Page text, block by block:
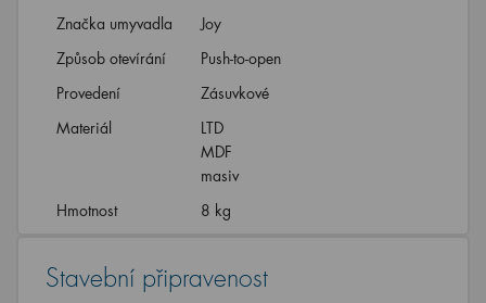
Značka umyvadla
Joy
Způsob otevírání
Push-to-open
Provedení
Zásuvkové
Materiál
LTD
MDF
masiv
Hmotnost
8 kg
Stavební připravenost